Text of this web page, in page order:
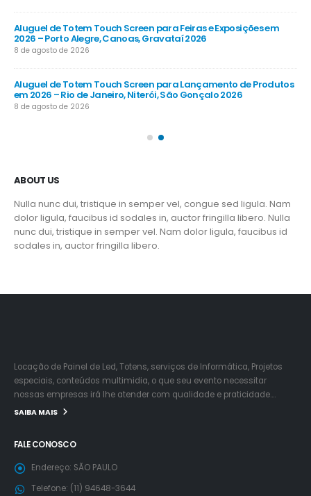
Aluguel de Totem Touch Screen para Feiras e Exposições em
2026 – Porto Alegre, Canoas, Gravataí 2026
8 de agosto de 2026
Aluguel de Totem Touch Screen para Lançamento de Produtos
em 2026 – Rio de Janeiro, Niterói, São Gonçalo 2026
8 de agosto de 2026
ABOUT US
Nulla nunc dui, tristique in semper vel, congue sed ligula. Nam
dolor ligula, faucibus id sodales in, auctor fringilla libero. Nulla
nunc dui, tristique in semper vel. Nam dolor ligula, faucibus id
sodales in, auctor fringilla libero.
Locação de Painel de Led, Totens, serviços de Informática, Projetos
especiais, conteúdos multimidia, o que seu evento necessitar
nossas empresas irá lhe atender com qualidade e praticidade….
SAIBA MAIS
FALE CONOSCO
Endereço: SÃO PAULO
Telefone: (11) 94648-3644